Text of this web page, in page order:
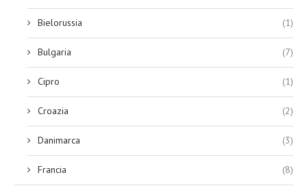
Bielorussia (1)
Bulgaria (7)
Cipro (1)
Croazia (2)
Danimarca (3)
Francia (8)